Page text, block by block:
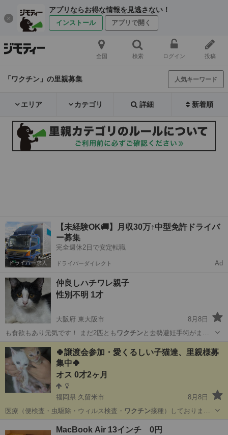
アプリならお得な情報を見逃さない！
インストール アプリで開く
全国 検索 ログイン 投稿
「ワクチン」の里親募集 人気キーワード
エリア カテゴリ 詳細 新着順
【未経験OK🚚】月収30万↑中型免許ドライバ
ー募集
完全週休2日で安定転職
ドライバーダイレクト Ad
仲良しハチワレ親子
性別不明 1才
大阪府 東大阪市
8月8日
も食欲もあり元気です！ まだ2匹とも ワクチン と去勢避妊手術がまだ
なのでお迎え後お…
大阪 東大阪市 猫
🍀譲渡会参加・愛くるしい子猫達、里親様募
集中🍀
オス 0才2ヶ月
福岡県 久留米市
8月8日
医療（便検査・虫駆除・ウィルス検査・ ワクチン接種）しておりま
す。 生活に問題無…
ワクチン
MacBook Air 13インチ 0円